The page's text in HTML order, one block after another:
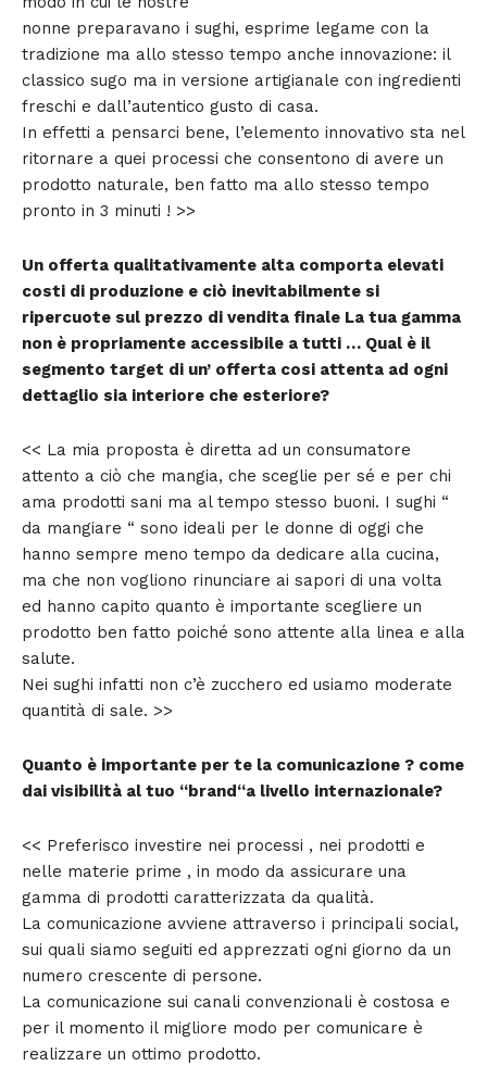
nonne preparavano i sughi, esprime legame con la
tradizione ma allo stesso tempo anche innovazione: il
classico sugo ma in versione artigianale con ingredienti
freschi e dall’autentico gusto di casa.
In effetti a pensarci bene, l’elemento innovativo sta nel
ritornare a quei processi che consentono di avere un
prodotto naturale, ben fatto ma allo stesso tempo
pronto in 3 minuti ! >>
Un offerta qualitativamente alta comporta elevati
costi di produzione e ciò inevitabilmente si
ripercuote sul prezzo di vendita finale La tua gamma
non è propriamente accessibile a tutti … Qual è il
segmento target di un’ offerta cosi attenta ad ogni
dettaglio sia interiore che esteriore?
<< La mia proposta è diretta ad un consumatore
attento a ciò che mangia, che sceglie per sé e per chi
ama prodotti sani ma al tempo stesso buoni. I sughi “
da mangiare “ sono ideali per le donne di oggi che
hanno sempre meno tempo da dedicare alla cucina,
ma che non vogliono rinunciare ai sapori di una volta
ed hanno capito quanto è importante scegliere un
prodotto ben fatto poiché sono attente alla linea e alla
salute.
Nei sughi infatti non c’è zucchero ed usiamo moderate
quantità di sale. >>
Quanto è importante per te la comunicazione ? come
dai visibilità al tuo “brand“a livello internazionale?
<< Preferisco investire nei processi , nei prodotti e
nelle materie prime , in modo da assicurare una
gamma di prodotti caratterizzata da qualità.
La comunicazione avviene attraverso i principali social,
sui quali siamo seguiti ed apprezzati ogni giorno da un
numero crescente di persone.
La comunicazione sui canali convenzionali è costosa e
per il momento il migliore modo per comunicare è
realizzare un ottimo prodotto.